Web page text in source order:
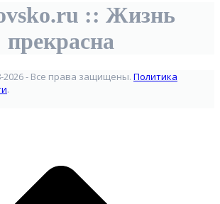
:: Жизнь
прекрасна
- Все права защищены. Политика
.